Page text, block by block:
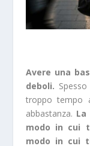
Avere una
deboli.
troppo tempo
abbastanza.
modo in cui
modo in cui